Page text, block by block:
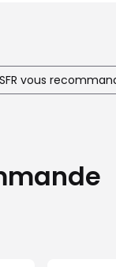
SFR vous